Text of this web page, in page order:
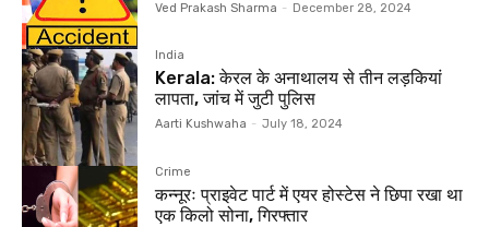
Ved Prakash Sharma - December 28, 2024
India
Kerala: केरल के अनाथालय से तीन लड़कियां
लापता, जांच में जुटी पुलिस
Aarti Kushwaha - July 18, 2024
Crime
कन्नूरः प्राइवेट पार्ट में एयर होस्टेस ने छिपा रखा था
एक किलो सोना, गिरफ्तार